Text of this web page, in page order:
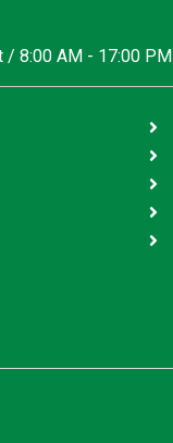
/ 8:00 AM - 17:00 PM